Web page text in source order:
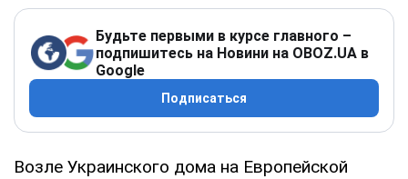
Будьте первыми в курсе главного –
подпишитесь на Новини на OBOZ.UA в
Google
Подписаться
Возле Украинского дома на Европейской